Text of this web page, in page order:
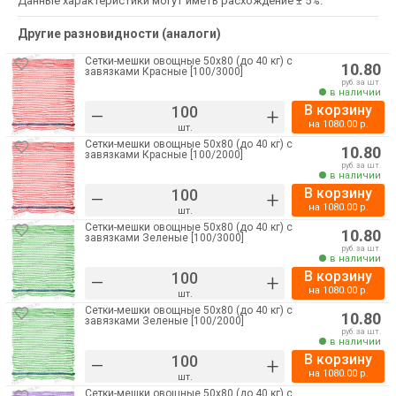
Другие разновидности (аналоги)
Сетки-мешки овощные 50х80 (до 40 кг) с
завязками Красные [100/3000]
– шт. +
10.80
руб. за шт.
в наличии
В корзину
на 1080.00р.
Сетки-мешки овощные 50х80 (до 40 кг) с
завязками Красные [100/2000]
– шт. +
10.80
руб. за шт.
в наличии
В корзину
на 1080.00р.
Сетки-мешки овощные 50х80 (до 40 кг) с
завязками Зеленые [100/3000]
– шт. +
10.80
руб. за шт.
в наличии
В корзину
на 1080.00р.
Сетки-мешки овощные 50х80 (до 40 кг) с
завязками Зеленые [100/2000]
– шт. +
10.80
руб. за шт.
в наличии
В корзину
на 1080.00р.
Сетки-мешки овощные 50х80 (до 40 кг) с